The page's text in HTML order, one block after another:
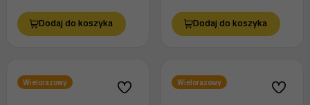
Dodaj do koszyka Dodaj do koszyka
Wielorazowy Wielorazowy